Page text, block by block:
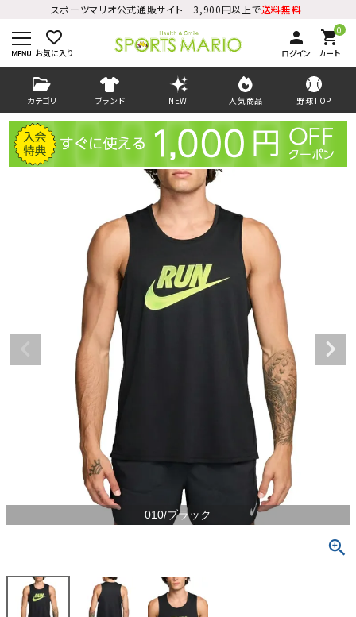
スポーツマリオ公式通販サイト 3,900円以上で送料無料
favorite_border
お気に入り
person
ログイン
0
shopping_cart
カート
カテゴリ ブランド NEW 人気商品 野球TOP
会員登録
ようこそ ゲスト 様
商品が見つからない方はこちら
THE NORTH FACE
CHUMS
010/ブラック